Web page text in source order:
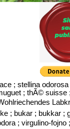
; stellina
; thÃ©
; bukar ; bukkar ;
; virgulino-fojno